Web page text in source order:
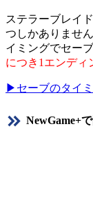
ステラーブレイ
つしかありませ
イミングでセー
につき1エンディ
▶セーブのタイ
NewGame+